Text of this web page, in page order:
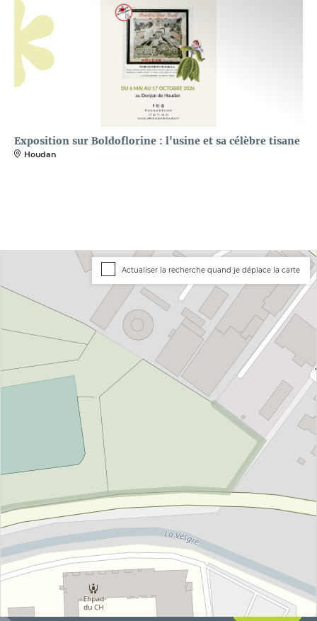
Exposition sur Boldoflorine : l'usine et sa célèbre tisane
Houdan
Actualiser la recherche quand je déplace la carte
Filtrer